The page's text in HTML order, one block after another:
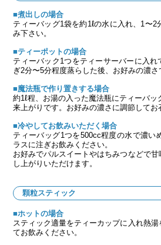
■煮出しの場合
ティーバッグ1袋を約1ℓの水に入れ、1〜
み下さい。
■ティーポットの場合
ティーバック1つをティーサーバーに入れ
ぎ2分〜5分程度蒸らした後、お好みの濃さ
■魔法瓶で作り置きする場合
約1ℓ程、お湯の入った魔法瓶にティーバ
来上がりです。お好みの濃さに調節してお
■冷やしてお飲みいただく場合
ティーバッグ1つを500cc程度の水で濃い
ラスに注ぎお飲みください。
お好みでパルスイートやはちみつなどで
し上がりいただけます。
顆粒スティック
■ホットの場合
スティック適量をティーカップに入れ熱
てお飲みください。